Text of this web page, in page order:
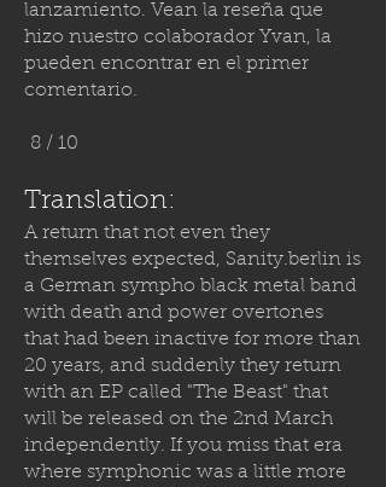
lanzamiento. Vean la reseña que
hizo nuestro colaborador Yvan, la
pueden encontrar en el primer
comentario.
8 / 10
Translation:
A return that not even they
themselves expected, Sanity.berlin is
a German sympho black metal band
with death and power overtones
that had been inactive for more than
20 years, and suddenly they return
with an EP called "The Beast" that
will be released on the 2nd March
independently. If you miss that era
where symphonic was a little more